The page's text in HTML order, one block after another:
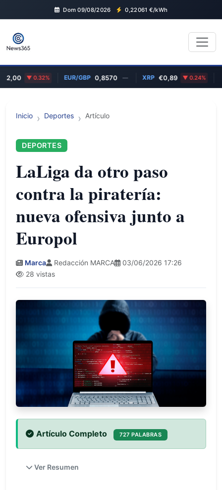
Dom 09/08/2026 0,22061 €/kWh
0.32% EUR/GBP 0,8570 — €0,89 0.24%
Inicio Deportes Artículo
DEPORTES
LaLiga da otro paso
contra la piratería:
nueva ofensiva junto a
Europol
Marca Redacción MARCA
03/06/2026 17:26
28 vistas
Artículo Completo 727 PALABRAS
Ver Resumen